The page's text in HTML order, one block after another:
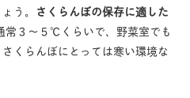
う。 さくらんぼの保存に適した
常３〜５℃くらいで、野菜室でも
くらんぼにとっては寒い環境な